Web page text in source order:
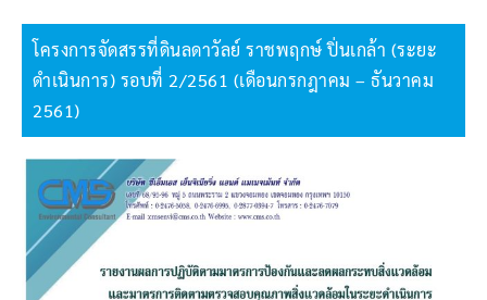
โครงการจัดสรรที่ดินลดาวัลย์ ราชพฤกษ์ ปิ่นเกล้า (ระยะ
ดำเนินการ) รอบที่ 2/2561 (เดือนกรกฎาคม – ธันวาคม
2561)